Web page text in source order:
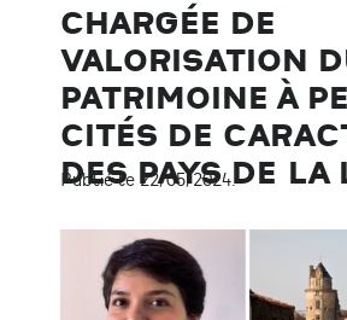
CHARGÉE DE
VALORISATION
PATRIMOINE À
CITÉS DE
DES PAYS DE LA
Publié le 22/05/2024.
principale